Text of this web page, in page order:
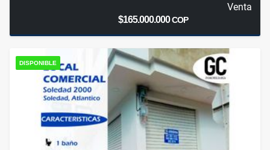
Venta
$165.000.000COP
DISPONIBLE